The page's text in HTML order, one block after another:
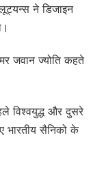
ने डिजाइन
जवान ज्योति कहते
विश्वयुद्ध और दुसरे
भारतीय सैनिको के